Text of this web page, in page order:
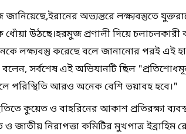
অভ্যন্তরে লক্ষ্যবস্তুতে
ধোঁয়া উঠছে।হরমুজ প্রণালী দিয়ে চলাচলকারী
লক্ষ্যবস্তু করেছে বলে জানানোর পরই এই
সর্বশেষ এই অভিযানটি ছিল
পরিস্থিতি আরও অনেক বেশি ভয়াবহ হবে।"
কুয়েত ও বাহরিনের আকাশ প্রতিরক্ষা
ও জাতীয় নিরাপত্তা কমিটির মুখপাত্র